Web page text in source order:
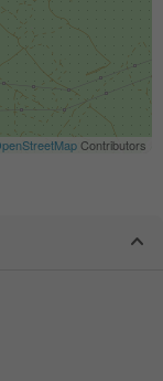
Contributors